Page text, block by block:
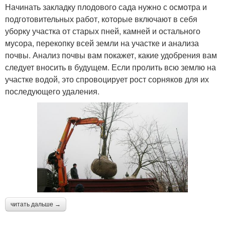
Начинать закладку плодового сада нужно с осмотра и
подготовительных работ, которые включают в себя
уборку участка от старых пней, камней и остального
мусора, перекопку всей земли на участке и анализа
почвы. Анализ почвы вам покажет, какие удобрения вам
следует вносить в будущем. Если пролить всю землю на
участке водой, это спровоцирует рост сорняков для их
последующего удаления.
читать дальше →